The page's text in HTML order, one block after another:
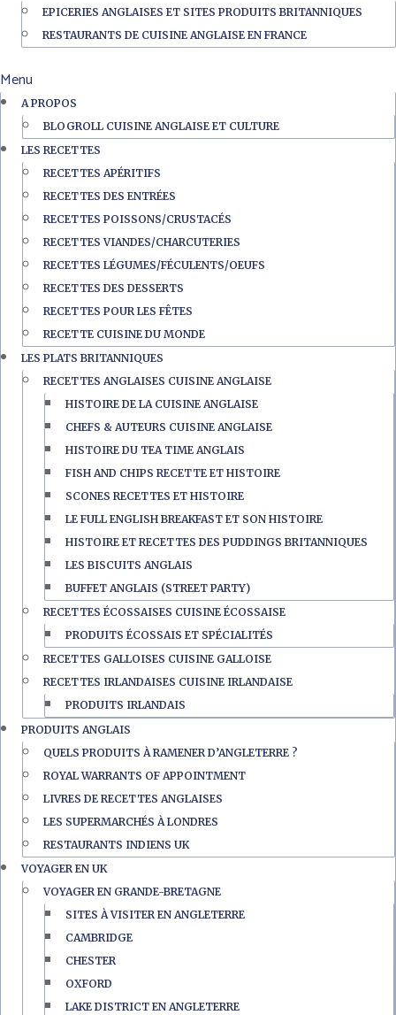
EPICERIES ANGLAISES ET SITES PRODUITS BRITANNIQUES
RESTAURANTS DE CUISINE ANGLAISE EN FRANCE
Menu
A PROPOS
BLOGROLL CUISINE ANGLAISE ET CULTURE
LES RECETTES
RECETTES APÉRITIFS
RECETTES DES ENTRÉES
RECETTES POISSONS/CRUSTACÉS
RECETTES VIANDES/CHARCUTERIES
RECETTES LÉGUMES/FÉCULENTS/OEUFS
RECETTES DES DESSERTS
RECETTES POUR LES FÊTES
RECETTE CUISINE DU MONDE
LES PLATS BRITANNIQUES
RECETTES ANGLAISES CUISINE ANGLAISE
HISTOIRE DE LA CUISINE ANGLAISE
CHEFS & AUTEURS CUISINE ANGLAISE
HISTOIRE DU TEA TIME ANGLAIS
FISH AND CHIPS RECETTE ET HISTOIRE
SCONES RECETTES ET HISTOIRE
LE FULL ENGLISH BREAKFAST ET SON HISTOIRE
HISTOIRE ET RECETTES DES PUDDINGS BRITANNIQUES
LES BISCUITS ANGLAIS
BUFFET ANGLAIS (STREET PARTY)
RECETTES ÉCOSSAISES CUISINE ÉCOSSAISE
PRODUITS ÉCOSSAIS ET SPÉCIALITÉS
RECETTES GALLOISES CUISINE GALLOISE
RECETTES IRLANDAISES CUISINE IRLANDAISE
PRODUITS IRLANDAIS
PRODUITS ANGLAIS
QUELS PRODUITS À RAMENER D’ANGLETERRE ?
ROYAL WARRANTS OF APPOINTMENT
LIVRES DE RECETTES ANGLAISES
LES SUPERMARCHÉS À LONDRES
RESTAURANTS INDIENS UK
VOYAGER EN UK
VOYAGER EN GRANDE-BRETAGNE
SITES À VISITER EN ANGLETERRE
CAMBRIDGE
CHESTER
OXFORD
LAKE DISTRICT EN ANGLETERRE